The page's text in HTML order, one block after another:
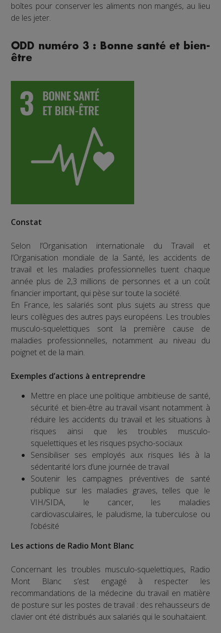
boîtes pour conserver les aliments non mangés, au lieu
de les jeter.
ODD numéro 3 : Bonne santé et bien-
être
Constat
Selon l’Organisation internationale du Travail et
l’Organisation mondiale de la Santé, les accidents de
travail et les maladies professionnelles tuent chaque
année plus de 2,3 millions de personnes et a un coût
financier important, qui pèse sur toute la société.
En France, les salariés sont plus sujets au stress que
leurs collègues des autres pays européens. Les troubles
musculo-squelettiques sont la première cause de
maladies professionnelles, notamment au niveau du
poignet et de la main.
Exemples d’actions à entreprendre
Mettre en place une politique ambitieuse de santé,
sécurité et bien-être au travail visant notamment à
réduire les accidents du travail et les situations à
risques ainsi que les troubles musculo-
squelettiques et les risques psycho-sociaux
Sensibiliser ses employés aux risques liés à la
sédentarité lors d’une journée de travail
Soutenir les campagnes préventives de santé
publique sur les maladies graves, telles que le
VIH/SIDA, le cancer, les maladies
cardiovasculaires, le paludisme, la tuberculose ou
l’obésité
Les actions de Radio Mont Blanc
Concernant les troubles musculo-squelettiques, Radio
Mont Blanc s’est engagé à respecter les
recommandations de la médecine du travail en matière
de posture sur les postes de travail : des rehausseurs de
clavier ont été distribués aux salariés qui le souhaitaient.